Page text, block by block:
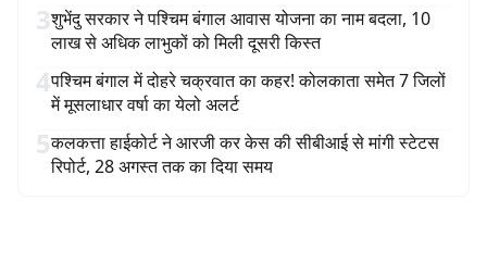
3शुभेंदु सरकार ने पश्चिम बंगाल आवास योजना का नाम बदला, 10
लाख से अधिक लाभुकों को मिली दूसरी किस्त
4पश्चिम बंगाल में दोहरे चक्रवात का कहर! कोलकाता समेत 7 जिलों
में मूसलाधार वर्षा का येलो अलर्ट
5कलकत्ता हाईकोर्ट ने आरजी कर केस की सीबीआई से मांगी स्टेटस
रिपोर्ट, 28 अगस्त तक का दिया समय